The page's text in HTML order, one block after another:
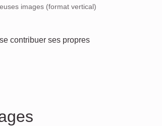
images (format vertical)
contribuer ses propres